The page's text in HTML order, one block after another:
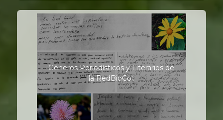
Géneros Periodísticos y Literarios de
la RedBioCol.